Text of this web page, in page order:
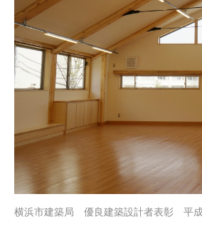
横浜市建築局 優良建築設計者表彰 平